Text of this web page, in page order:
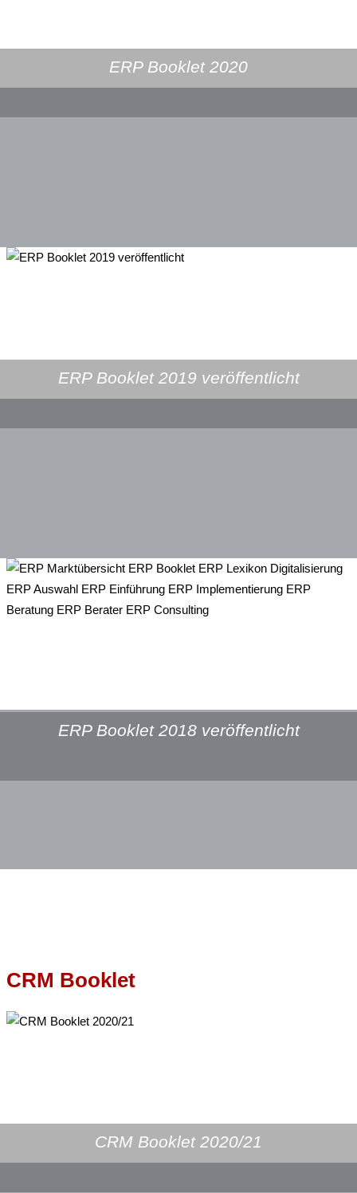
ERP Booklet 2020
ERP Booklet 2019 veröffentlicht
ERP Booklet 2018 veröffentlicht
CRM Booklet
CRM Booklet 2020/21